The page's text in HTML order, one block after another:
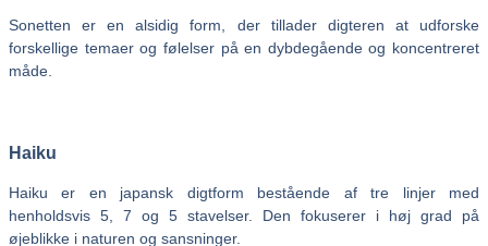
Sonetten er en alsidig form, der tillader digteren at udforske
forskellige temaer og følelser på en dybdegående og koncentreret
måde.
Haiku
Haiku er en japansk digtform bestående af tre linjer med
henholdsvis 5, 7 og 5 stavelser. Den fokuserer i høj grad på
øjeblikke i naturen og sansninger.